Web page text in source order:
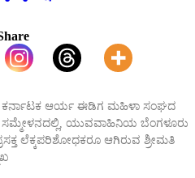
ಆರ್ಯ ಈಡಿಗ ಮಹಿಳಾ ಸಂಘದ
ಯುವವಾಹಿನಿಯ ಬೆಂಗಳೂರು
ಲೆಕ್ಕಪರಿಶೋಧಕರೂ ಆಗಿರುವ ಶ್ರೀಮತಿ